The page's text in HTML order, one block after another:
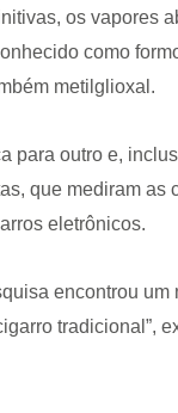
os vapores
como
metilglioxal.
para outro e,
que mediram as
eletrônicos.
encontrou
tradicional”,